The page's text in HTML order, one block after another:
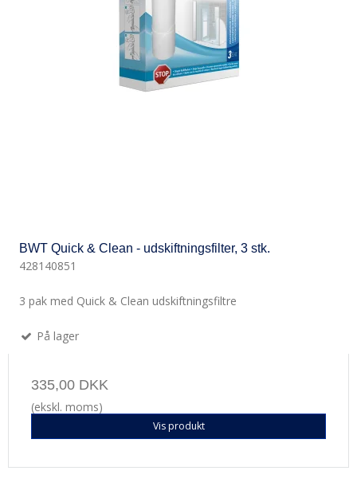
BWT Quick & Clean - udskiftningsfilter, 3 stk.
428140851
3 pak med Quick & Clean udskiftningsfiltre
På lager
335,00 DKK
(ekskl. moms)
Vis produkt